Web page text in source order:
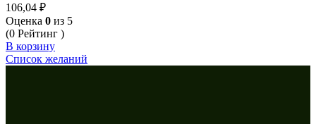
106,04 ₽
Оценка 0 из 5
(0 Рейтинг )
В корзину
Список желаний